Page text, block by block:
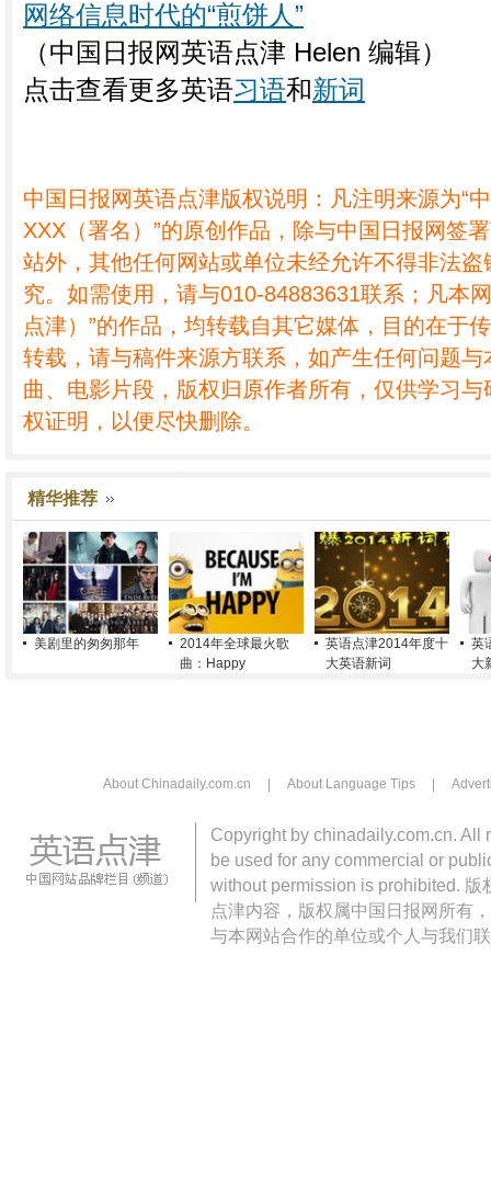
网络信息时代的“煎饼人”
（中国日报网英语点津 Helen 编辑）
点击查看更多英语习语和新词
中国日报网英语点津版权说明：凡注明来源为“
XXX（署名）”的原创作品，除与中国日报网签
站外，其他任何网站或单位未经允许不得非法
究。如需使用，请与010-84883631联系；凡本
点津）”的作品，均转载自其它媒体，目的在于
转载，请与稿件来源方联系，如产生任何问题
曲、电影片段，版权归原作者所有，仅供学习
权证明，以便尽快删除。
精华推荐
美剧里的匆匆那年
2014年全球最火歌
曲：Happy
英语点津2014年度十
大英语新词
英
大
About Chinadaily.com.cn About Language Tips
Copyright by chinadaily.com.cn. All
be used for any commercial or
without permission is prohibited.
点津内容，版权属中国日报网所有
与本网站合作的单位或个人与我们